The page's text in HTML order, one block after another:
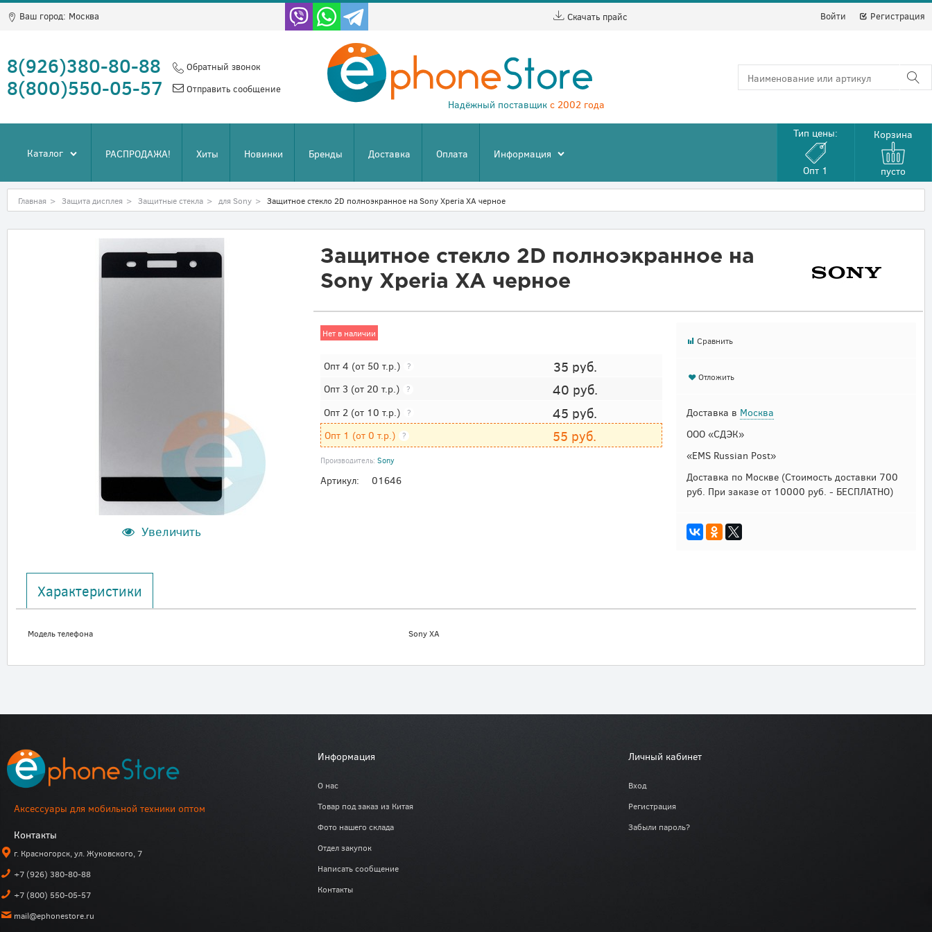
Ваш город: Москва Скачать прайс Войти Регистрация
8(926)380-80-88
8(800)550-05-57
Обратный звонок
Отправить сообщение
Надёжный поставщик с 2002 года
Каталог РАСПРОДАЖА! Хиты Новинки Бренды Доставка Оплата Информация
Тип цены:
Опт 1
Корзина
пусто
Главная > Защита дисплея > Защитные стекла > для Sony > Защитное стекло 2D полноэкранное на Sony Xperia XA черное
Увеличить
Защитное стекло 2D полноэкранное на
Sony Xperia XA черное
Нет в наличии
Опт 4 (от 50 т.р.) ? 35 руб.
Опт 3 (от 20 т.р.) ? 40 руб.
Опт 2 (от 10 т.р.) ? 45 руб.
Опт 1 (от 0 т.р.) ? 55 руб.
Производитель:Sony
Артикул: 01646
Сравнить
Отложить
Доставка в Москва
ООО «СДЭК»
«EMS Russian Post»
Доставка по Москве (Стоимость доставки 700
руб. При заказе от 10000 руб. - БЕСПЛАТНО)
Характеристики
Модель телефона Sony XA
Аксессуары для мобильной техники оптом
Контакты
г. Красногорск, ул. Жуковского, 7
+7 (926) 380-80-88
+7 (800) 550-05-57
mail@ephonestore.ru
Информация
О нас
Товар под заказ из Китая
Фото нашего склада
Отдел закупок
Написать сообщение
Контакты
Личный кабинет
Вход
Регистрация
Забыли пароль?